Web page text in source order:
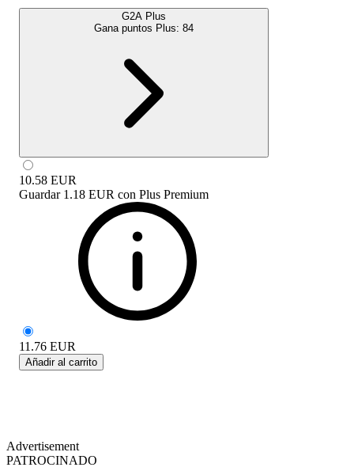
G2A Plus
Gana puntos Plus: 84
10.58 EUR
Guardar 1.18 EUR con Plus Premium
11.76 EUR
Añadir al carrito
Advertisement
PATROCINADO